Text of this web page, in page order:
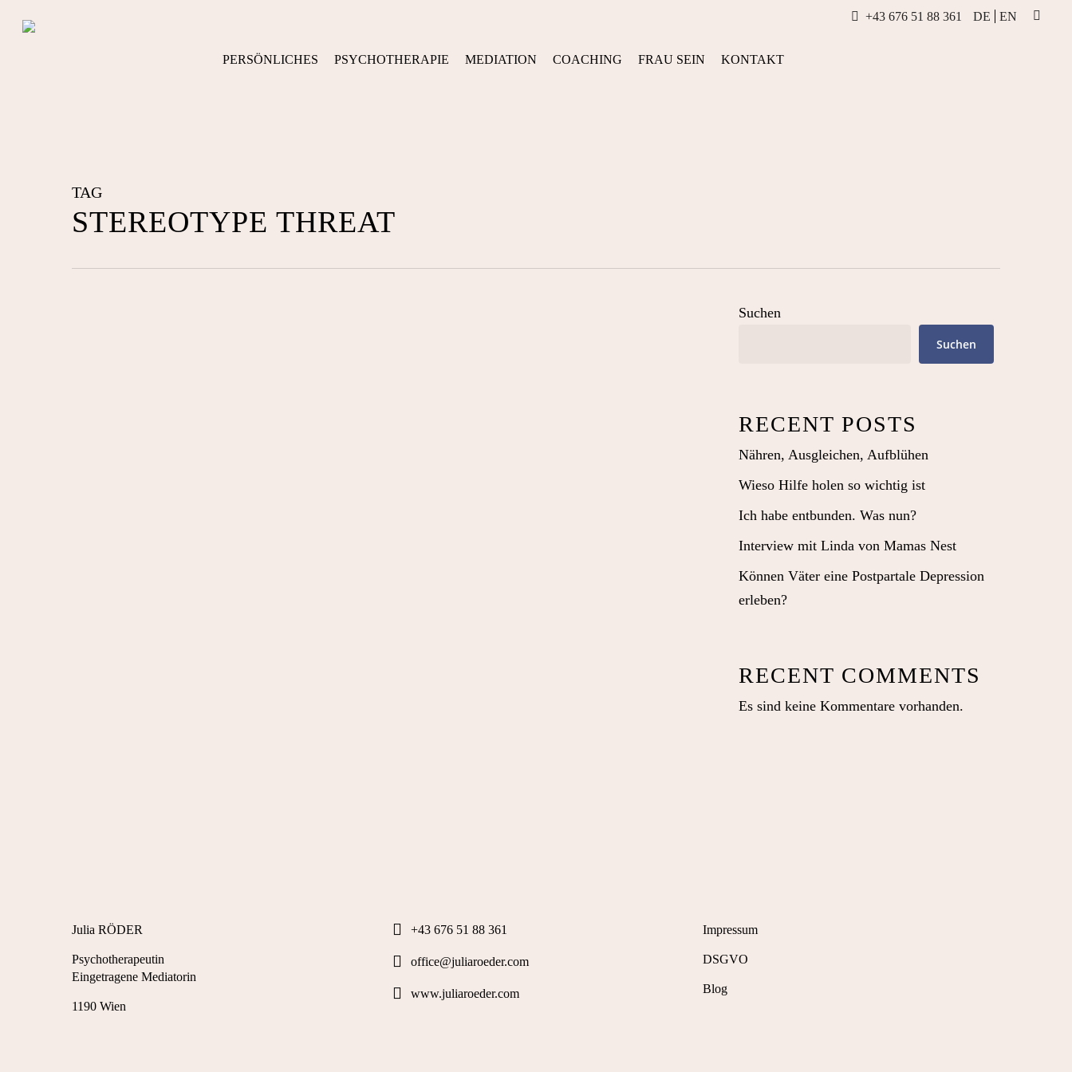
+43 676 51 88 361 DE EN
PERSÖNLICHES PSYCHOTHERAPIE MEDIATION COACHING FRAU SEIN KONTAKT
TAG
STEREOTYPE THREAT
Suchen
Suchen
RECENT POSTS
Nähren, Ausgleichen, Aufblühen
Wieso Hilfe holen so wichtig ist
Ich habe entbunden. Was nun?
Interview mit Linda von Mamas Nest
Können Väter eine Postpartale Depression
erleben?
RECENT COMMENTS
Es sind keine Kommentare vorhanden.
Julia RÖDER
Psychotherapeutin
Eingetragene Mediatorin
1190 Wien
+43 676 51 88 361
office@juliaroeder.com
www.juliaroeder.com
Impressum
DSGVO
Blog